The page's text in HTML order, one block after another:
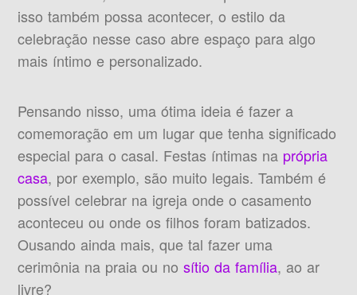
isso também possa acontecer, o estilo da
celebração nesse caso abre espaço para algo
mais íntimo e personalizado.
Pensando nisso, uma ótima ideia é fazer a
comemoração em um lugar que tenha significado
especial para o casal. Festas íntimas na própria
casa, por exemplo, são muito legais. Também é
possível celebrar na igreja onde o casamento
aconteceu ou onde os filhos foram batizados.
Ousando ainda mais, que tal fazer uma
cerimônia na praia ou nosítio da família, ao ar
livre?